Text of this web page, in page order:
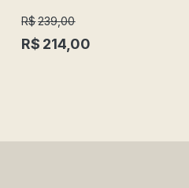
R$239,00
R$ 214,00